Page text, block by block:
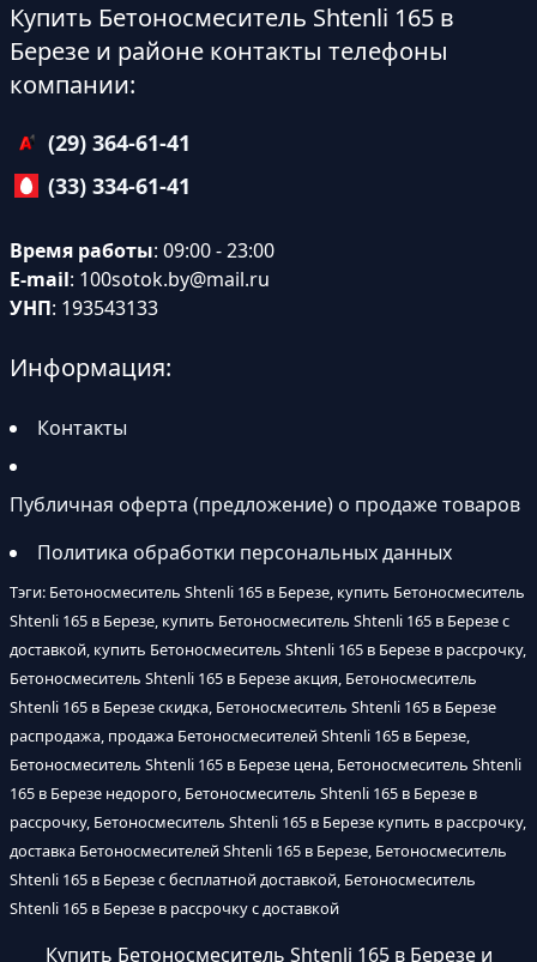
Купить Бетоносмеситель Shtenli 165 в
Березе и районе контакты телефоны
компании:
(29) 364-61-41
(33) 334-61-41
Время работы: 09:00 - 23:00
E-mail: 100sotok.by@mail.ru
УНП: 193543133
Информация:
Контакты
Публичная оферта (предложение) о продаже товаров
Политика обработки персональных данных
Тэги: Бетоносмеситель Shtenli 165 в Березе, купить Бетоносмеситель
Shtenli 165 в Березе, купить Бетоносмеситель Shtenli 165 в Березе с
доставкой, купить Бетоносмеситель Shtenli 165 в Березе в рассрочку,
Бетоносмеситель Shtenli 165 в Березе акция, Бетоносмеситель
Shtenli 165 в Березе скидка, Бетоносмеситель Shtenli 165 в Березе
распродажа, продажа Бетоносмесителей Shtenli 165 в Березе,
Бетоносмеситель Shtenli 165 в Березе цена, Бетоносмеситель Shtenli
165 в Березе недорого, Бетоносмеситель Shtenli 165 в Березе в
рассрочку, Бетоносмеситель Shtenli 165 в Березе купить в рассрочку,
доставка Бетоносмесителей Shtenli 165 в Березе, Бетоносмеситель
Shtenli 165 в Березе с бесплатной доставкой, Бетоносмеситель
Shtenli 165 в Березе в рассрочку с доставкой
Купить Бетоносмеситель Shtenli 165 в Березе и